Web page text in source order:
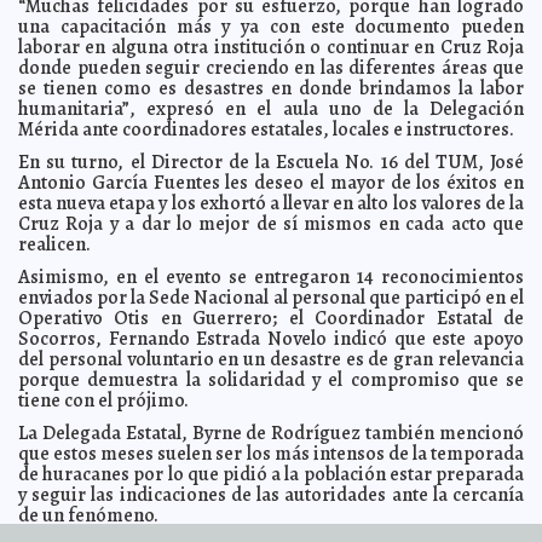
a hospital de Texas Carmen Alicia Briceño Sánchez
2024-09-08 09:45:30 UADY presente en la Reunión Nacional de Bases
Territoriales de los Pronaces Laura Aldama
2024-09-08 09:41:31 Gobernaremos de manera cercana, presentes en las
comisarías para escuchar y atender a la gente: Cecilia Patrón. Jorge
Armando León Borges
2024-09-08 09:34:57 Se reanuda servicio de agua potable en Sisal en
beneficio de los habitantes del puerto Kamila López
2024-09-07 16:17:01 Reconocen a estudiantes UADY por ganar el Premio
CENEVAL de excelencia académica Laura Aldama
2024-09-01 20:34:07
2024-08-30 16:54:43 Yucatán logra la cobertura total de internet en todas
sus escuelas públicas Laura Aldama
2024-08-30 16:51:26 Arranca la Segunda Edición del Gran Festival del
Palacio de la Música: Un Tributo a las Mujeres en la Música Jorge
Armando León Borges
2024-08-30 16:48:29 El Alcalde Alejandro Ruz Castro entregó el área de
leones del felinario "Balam Balam" en Animaya Pablo Luna
2024-08-29 15:27:28 El Alcalde Alejandro Ruz Castro reconoció a las y los
trabajadores de Servicios Públicos. Claudia Sofía Gómez Infante
2024-08-29 14:42:04 El Alcalde Alejandro Ruz Castro entrega la
rehabilitación del Parque Hundido de Brisas.
una capacitación más y ya con este documento pueden
laborar en alguna otra institución o continuar en Cruz Roja
donde pueden seguir creciendo en las diferentes áreas que
se tienen como es desastres en donde brindamos la labor
humanitaria”, expresó en el aula uno de la Delegación
Mérida ante coordinadores estatales, locales e instructores.
En su turno, el Director de la Escuela No. 16 del TUM, José
Antonio García Fuentes les deseo el mayor de los éxitos en
esta nueva etapa y los exhortó a llevar en alto los valores de la
Cruz Roja y a dar lo mejor de sí mismos en cada acto que
realicen.
Asimismo, en el evento se entregaron 14 reconocimientos
enviados por la Sede Nacional al personal que participó en el
Operativo Otis en Guerrero; el Coordinador Estatal de
Socorros, Fernando Estrada Novelo indicó que este apoyo
del personal voluntario en un desastre es de gran relevancia
porque demuestra la solidaridad y el compromiso que se
tiene con el prójimo.
La Delegada Estatal, Byrne de Rodríguez también mencionó
que estos meses suelen ser los más intensos de la temporada
de huracanes por lo que pidió a la población estar preparada
y seguir las indicaciones de las autoridades ante la cercanía
de un fenómeno.